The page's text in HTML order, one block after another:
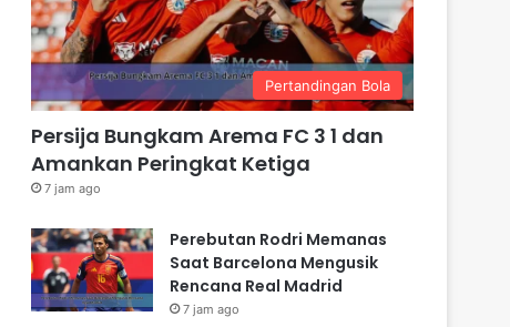
Pertandingan Bola
Persija Bungkam Arema FC 3 1 dan
Amankan Peringkat Ketiga
7 jam ago
Perebutan Rodri Memanas
Saat Barcelona Mengusik
Rencana Real Madrid
7 jam ago